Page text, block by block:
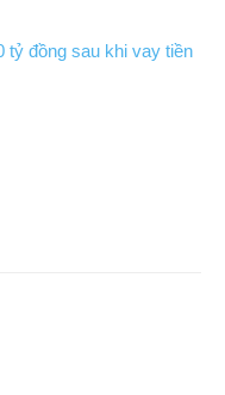
tỷ đồng sau khi vay tiền